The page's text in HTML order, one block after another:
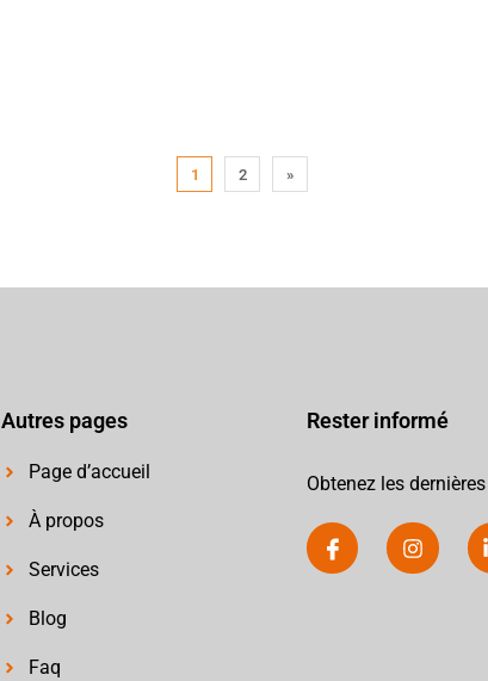
1 2 »
Autres pages
Page d’accueil
À propos
Services
Blog
Faq
Rester informé
Obtenez les